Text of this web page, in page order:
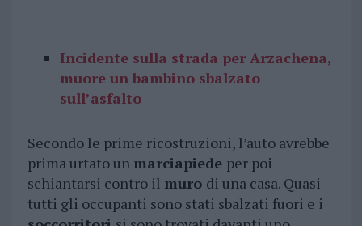
Incidente sulla strada per Arzachena,
muore un bambino sbalzato
sull’asfalto
Secondo le prime ricostruzioni, l’auto avrebbe
prima urtato un marciapiede per poi
schiantarsi contro il muro di una casa. Quasi
tutti gli occupanti sono stati sbalzati fuori e i